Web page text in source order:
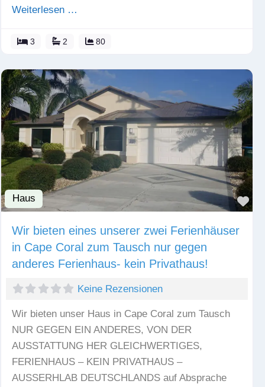
Weiterlesen …
3 2 80
Haus
Wir bieten eines unserer zwei Ferienhäuser
in Cape Coral zum Tausch nur gegen
anderes Ferienhaus- kein Privathaus!
Keine Rezensionen
Wir bieten unser Haus in Cape Coral zum Tausch
NUR GEGEN EIN ANDERES, VON DER
AUSSTATTUNG HER GLEICHWERTIGES,
FERIENHAUS – KEIN PRIVATHAUS –
AUSSERHLAB DEUTSCHLANDS auf Absprache